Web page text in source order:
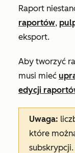
Raport
raportów,
eksport.
Aby tworzyć
musi mieć
edycji
Uwaga:
które